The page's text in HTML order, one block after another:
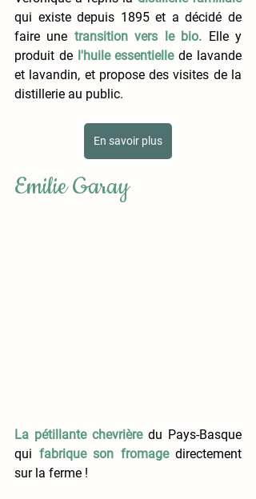
qui existe depuis 1895 et a décidé de
faire une transition vers le bio. Elle y
produit de l'huile essentielle de lavande
et lavandin, et propose des visites de la
distillerie au public.
En savoir plus
Emilie Garay
La pétillante chevrière du Pays-Basque
qui fabrique son fromage directement
sur la ferme !